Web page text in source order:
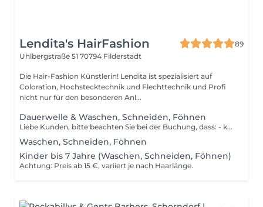
Lendita's HairFashion
89
Uhlbergstraße 51 70794 Filderstadt
Die Hair-Fashion Künstlerin! Lendita ist spezialisiert auf
Coloration, Hochstecktechnik und Flechttechnik und Profi
nicht nur für den besonderen Anl...
Dauerwelle & Waschen, Schneiden, Föhnen
Liebe Kunden, bitte beachten Sie bei der Buchung, dass: - kurz - bis zum Ohrläppchen - mittel - bis zur Schulter - lang - ab Schulter bedeutet. Vielen Dank für Ihr Verständnis.
Waschen, Schneiden, Föhnen
Kinder bis 7 Jahre (Waschen, Schneiden, Föhnen)
Achtung: Preis ab 15 €, variiert je nach Haarlänge.